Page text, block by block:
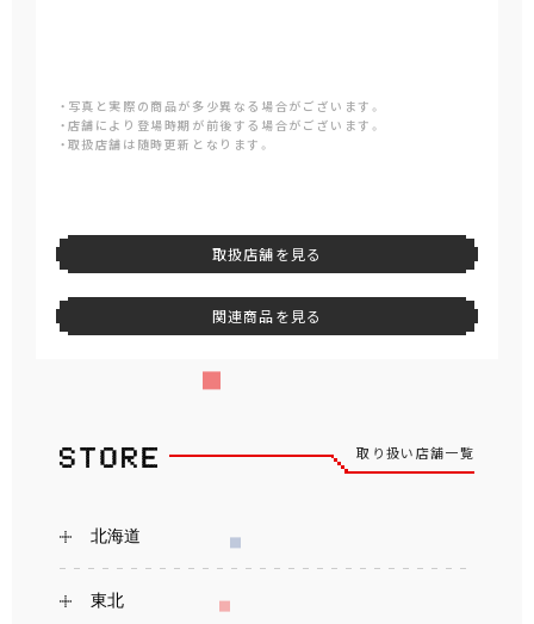
・写真と実際の商品が多少異なる場合がございます。
・店舗により登場時期が前後する場合がございます。
・取扱店舗は随時更新となります。
取扱店舗を見る
関連商品を見る
取り扱い店舗一覧
北海道
東北